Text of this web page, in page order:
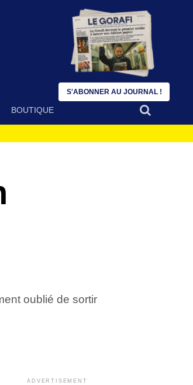
BOUTIQUE
oublié de sortir
ADVERTISEMENT
S'ABONNER AU JOURNAL !